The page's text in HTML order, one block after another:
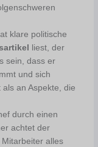
klare politische
liest, der
sein, dass er
und sich
an Aspekte, die
durch einen
achtet der
alles